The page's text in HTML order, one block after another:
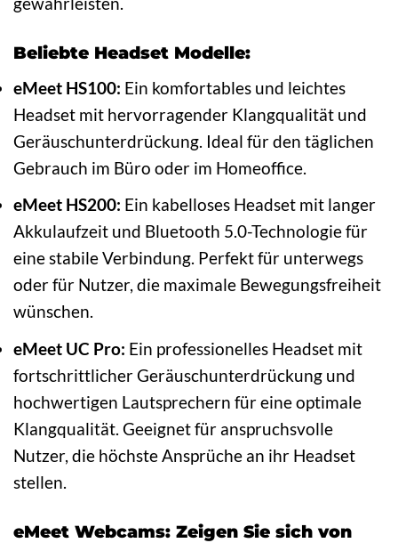
Beliebte Headset Modelle:
eMeet HS100: Ein komfortables und leichtes
Headset mit hervorragender Klangqualität und
Geräuschunterdrückung. Ideal für den täglichen
Gebrauch im Büro oder im Homeoffice.
eMeet HS200: Ein kabelloses Headset mit langer
Akkulaufzeit und Bluetooth 5.0-Technologie für
eine stabile Verbindung. Perfekt für unterwegs
oder für Nutzer, die maximale Bewegungsfreiheit
wünschen.
eMeet UC Pro: Ein professionelles Headset mit
fortschrittlicher Geräuschunterdrückung und
hochwertigen Lautsprechern für eine optimale
Klangqualität. Geeignet für anspruchsvolle
Nutzer, die höchste Ansprüche an ihr Headset
stellen.
eMeet Webcams: Zeigen Sie sich von